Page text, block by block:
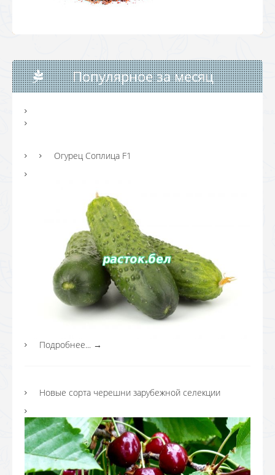
Популярное за месяц
Огурец Соплица F1
Подробнее... →
Новые сорта черешни зарубежной селекции